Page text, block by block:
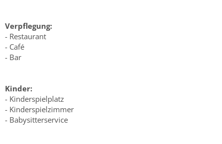
Verpflegung:
- Restaurant
- Café
- Bar
Kinder:
- Kinderspielplatz
- Kinderspielzimmer
- Babysitterservice